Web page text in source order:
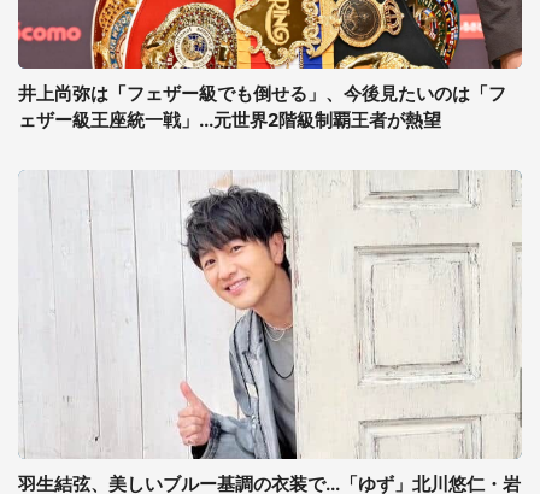
井上尚弥は「フェザー級でも倒せる」、今後見たいのは「フ
ェザー級王座統一戦」...元世界2階級制覇王者が熱望
羽生結弦、美しいブルー基調の衣装で...「ゆず」北川悠仁・岩